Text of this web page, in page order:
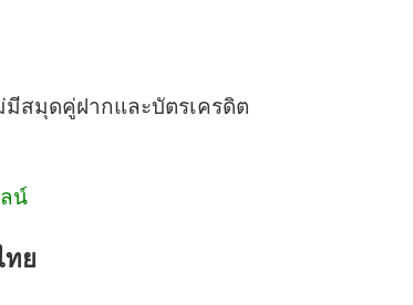
สมุดคู่ฝากและบัตรเครดิต
น์
ทย